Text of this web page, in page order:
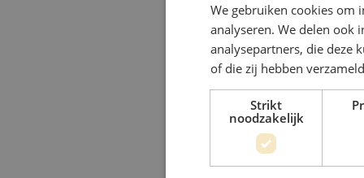
We gebruiken cookies om
analyseren. We delen ook
analysepartners, die deze
of die zij hebben
Strikt
noodzakelijk